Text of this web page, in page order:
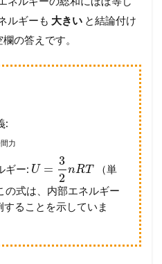
ルギーも 大きい と結論付け
の答えです。
:
間力
ギー: U =
3
2
nRT
（単
の式は、内部エネルギー
することを示していま